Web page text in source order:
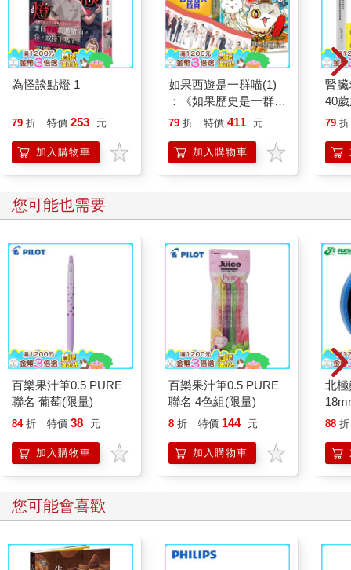
下半世的人？如果不像，就該想辦法改變生命。所謂未觀其人，
先觀其友，我來來去去有這幾個朋友，而我又很容易受朋友影
響，應該擴展朋友圈，去找些正經的朋友。
之後去阿秉家，苦口婆心地勸他不要再行古惑，我說我要重新做
人，再這樣下去大家就不能再做朋友了⋯⋯我像和尚跟死屍唸經
很有義氣的。有段日子我沒有地方住，得他收留，我便睡在他家
沙發。夜晚餓了吃公仔麵，我們二人加上他哥哥，但只有兩個
麵，我們加多點水，三個人分了兩個麵吃，把湯喝完那就算飽
歡吃蒜頭。
面一句對白「沒事的，幹活而已」，就是阿秉那種遇事冷靜、淡
定的性格。阿秉後來移民去了芝加哥，開了餐館，生活過得不
錯。阿Paul做了警察，現在退休了，去了加拿大。我們不時聯
絡，依然是很要好的朋友，儘管大家說的話題已不盡相同，但一
切都在心中。
〈被絕交〉（節錄）
2014年在上海拍電視劇《梟雄》，一切平淡無味，看著天，覺得
自己是一個久經風浪的航海員，現在卻風平浪靜，希望上天給我
一些刺激⋯⋯不久之後，刺激果然來了。香港發生社會運動，學
生集會期間有人叫我打電話回來講兩句，我同意，我說希望大家
冷靜克制，不要暴力，如此而已。
也越來越激烈，後來演變成罵戰。最初也有跟網民辯論，嘗試跟
差不多連地球也要顛覆了！總之我說的話不合他們心意，我就是
錯。此時王晶突然在微博宣佈刪除黃秋生的聯絡，要和我絕交。
為怪談點燈 1
79 折 特價 253 元
加入購物車
如果西遊是一群喵(1)
：《如果歷史是一群
喵》作者最新力作，附
79 折 特價 411 元
加入購物車
腎
40
就
79 折
您可能也需要
百樂果汁筆0.5 PURE
聯名 葡萄(限量)
84 折 特價 38 元
加入購物車
百樂果汁筆0.5 PURE
聯名 4色組(限量)
8 折 特價 144 元
加入購物車
北
88 折
您可能會喜歡